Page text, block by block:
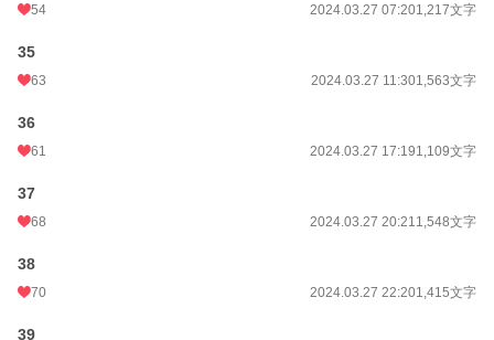
54 2024.03.27 07:201,217文字
35
63 2024.03.27 11:301,563文字
36
61 2024.03.27 17:191,109文字
37
68 2024.03.27 20:211,548文字
38
70 2024.03.27 22:201,415文字
39